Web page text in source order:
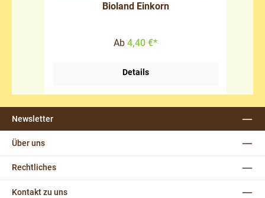
Bioland Einkorn
Ab 4,40 €*
Details
Newsletter
Über uns
Rechtliches
Kontakt zu uns